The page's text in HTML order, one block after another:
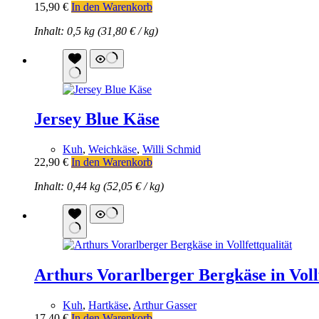
15,90 € In den Warenkorb
Inhalt: 0,5 kg (31,80 €/kg)
Jersey Blue Käse
Kuh, Weichkäse, Willi Schmid
22,90 € In den Warenkorb
Inhalt: 0,44 kg (52,05 €/kg)
Arthurs Vorarlberger Bergkäse in
Kuh, Hartkäse, Arthur Gasser